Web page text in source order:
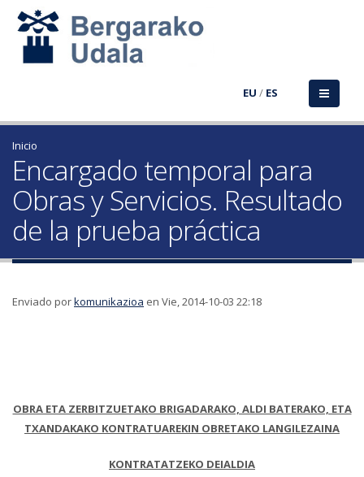
EU / ES
Inicio
Encargado temporal para
Obras y Servicios. Resultado
de la prueba práctica
Enviado porkomunikazioa en Vie, 2014-10-03 22:18
OBRA ETA ZERBITZUETAKO BRIGADARAKO, ALDI BATERAKO, ETA
TXANDAKAKO KONTRATUAREKIN OBRETAKO LANGILEZAINA
KONTRATATZEKO DEIALDIA